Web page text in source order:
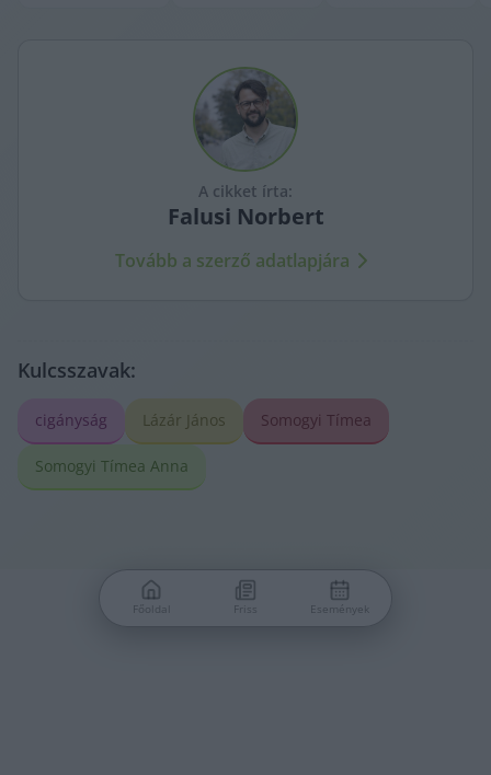
A cikket írta:
Falusi Norbert
Tovább a szerző adatlapjára
Kulcsszavak:
cigányság Lázár János Somogyi Tímea
Somogyi Tímea Anna
Főoldal Friss Események